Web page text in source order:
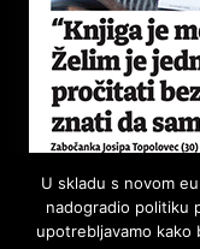
U skladu s novom
nadogradio politiku
upotrebljavamo kako